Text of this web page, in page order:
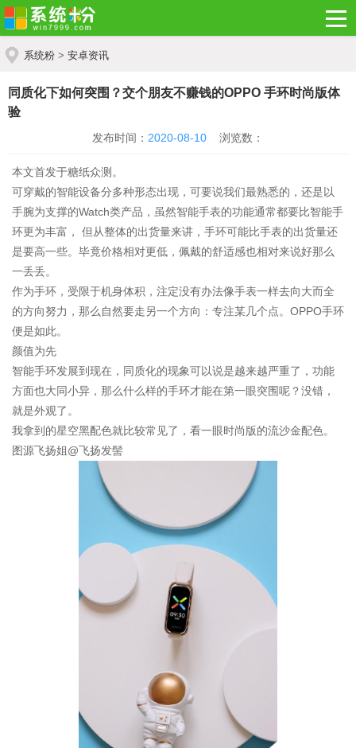
系统粉 > 安卓资讯
同质化下如何突围？交个朋友不赚钱的OPPO 手环时尚版体
验
发布时间： 2020-08-10 浏览数：
本文首发于糖纸众测。
可穿戴的智能设备分多种形态出现，可要说我们最熟悉的，还是以
手腕为支撑的Watch类产品，虽然智能手表的功能通常都要比智能手
环更为丰富， 但从整体的出货量来讲，手环可能比手表的出货量还
是要高一些。毕竟价格相对更低，佩戴的舒适感也相对来说好那么
一丢丢。
作为手环，受限于机身体积，注定没有办法像手表一样去向大而全
的方向努力，那么自然要走另一个方向：专注某几个点。OPPO手环
便是如此。
颜值为先
智能手环发展到现在，同质化的现象可以说是越来越严重了，功能
方面也大同小异，那么什么样的手环才能在第一眼突围呢？没错，
就是外观了。
我拿到的星空黑配色就比较常见了，看一眼时尚版的流沙金配色。
图源飞扬姐@飞扬发髻